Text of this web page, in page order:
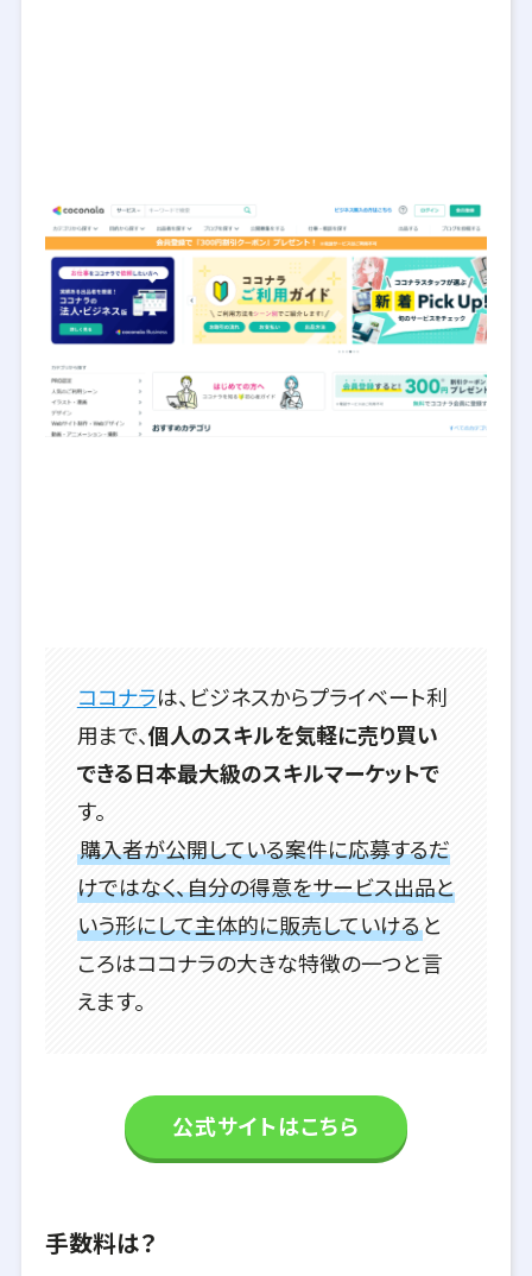
ココナラは、ビジネスからプライベート利
用まで、個人のスキルを気軽に売り買い
できる日本最大級のスキルマーケットで
す。
購入者が公開している案件に応募するだ
けではなく、自分の得意をサービス出品と
いう形にして主体的に販売していけると
ころはココナラの大きな特徴の一つと言
えます。
公式サイトはこちら
手数料は？